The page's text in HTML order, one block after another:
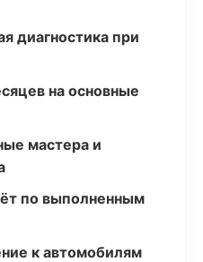
диагностика при
на основные
мастера и
по выполненным
к автомобилям